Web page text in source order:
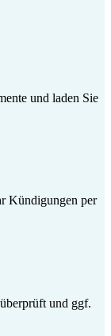
und laden Sie
Kündigungen per
und ggf.